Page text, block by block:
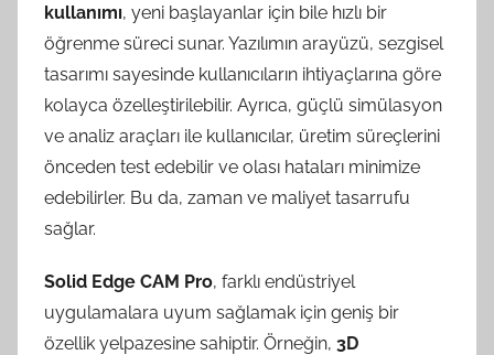
kullanımı, yeni başlayanlar için bile hızlı bir
öğrenme süreci sunar. Yazılımın arayüzü, sezgisel
tasarımı sayesinde kullanıcıların ihtiyaçlarına göre
kolayca özelleştirilebilir. Ayrıca, güçlü simülasyon
ve analiz araçları ile kullanıcılar, üretim süreçlerini
önceden test edebilir ve olası hataları minimize
edebilirler. Bu da, zaman ve maliyet tasarrufu
sağlar.
Solid Edge CAM Pro, farklı endüstriyel
uygulamalara uyum sağlamak için geniş bir
özellik yelpazesine sahiptir. Örneğin, 3D